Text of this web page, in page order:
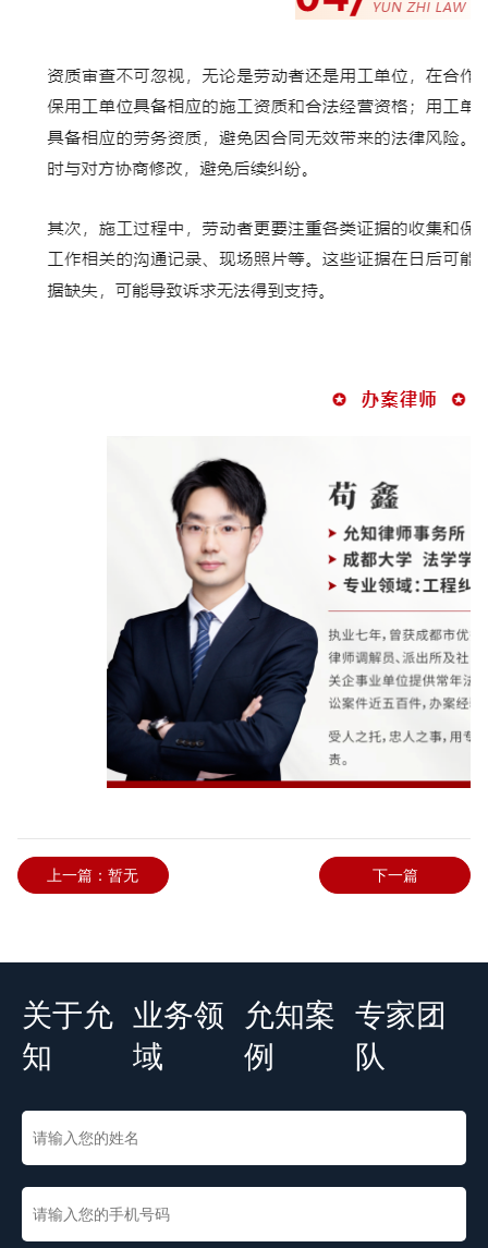
上一篇：暂无 下一篇
关于允
知
业务领
域
允知案
例
专家团
队